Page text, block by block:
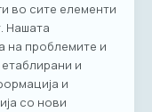
во сите елементи
Нашата
на проблемите и
и
и
со нови